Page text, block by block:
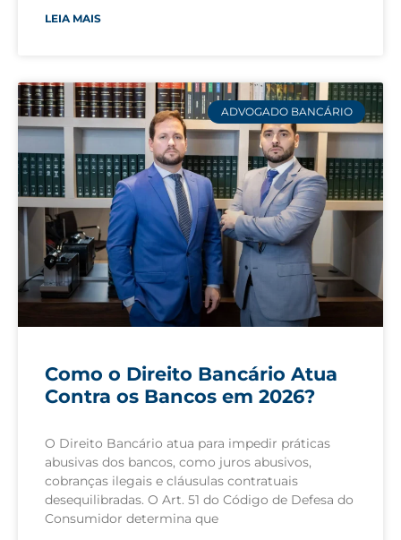
LEIA MAIS
ADVOGADO BANCÁRIO
Como o Direito Bancário Atua
Contra os Bancos em 2026?
O Direito Bancário atua para impedir práticas
abusivas dos bancos, como juros abusivos,
cobranças ilegais e cláusulas contratuais
desequilibradas. O Art. 51 do Código de Defesa do
Consumidor determina que